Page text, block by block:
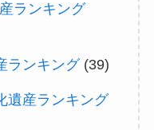
ランキング
ランキング(39)
遺産ランキング